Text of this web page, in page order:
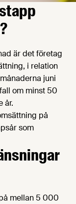
är det företag
i relation
juni
om minst 50
år.
på
som
mellan 5 000